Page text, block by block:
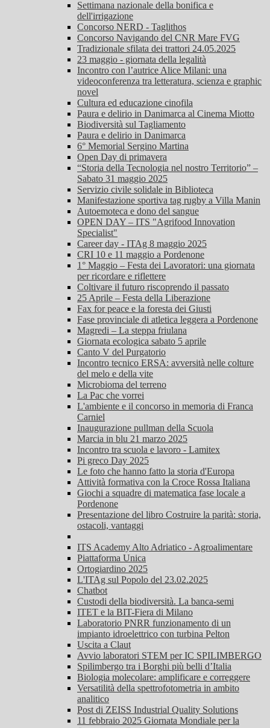
Settimana nazionale della bonifica e
dell'irrigazione
Concorso NERD - Taglithos
Concorso Navigando del CNR Mare FVG
Tradizionale sfilata dei trattori 24.05.2025
23 maggio - giornata della legalità
Incontro con l’autrice Alice Milani: una
videoconferenza tra letteratura, scienza e graphic
novel
Cultura ed educazione cinofila
Paura e delirio in Danimarca al Cinema Miotto
Biodiversità sul Tagliamento
Paura e delirio in Danimarca
6° Memorial Sergino Martina
Open Day di primavera
“Storia della Tecnologia nel nostro Territorio” –
Sabato 31 maggio 2025
Servizio civile solidale in Biblioteca
Manifestazione sportiva tag rugby a Villa Manin
Autoemoteca e dono del sangue
OPEN DAY – ITS "Agrifood Innovation
Specialist"
Career day - ITAg 8 maggio 2025
CRI 10 e 11 maggio a Pordenone
1° Maggio – Festa dei Lavoratori: una giornata
per ricordare e riflettere
Coltivare il futuro riscoprendo il passato
25 Aprile – Festa della Liberazione
Fax for peace e la foresta dei Giusti
Fase provinciale di atletica leggera a Pordenone
Magredi – La steppa friulana
Giornata ecologica sabato 5 aprile
Canto V del Purgatorio
Incontro tecnico ERSA: avversità nelle colture
del melo e della vite
Microbioma del terreno
La Pac che vorrei
L'ambiente e il concorso in memoria di Franca
Carniel
Inaugurazione pullman della Scuola
Marcia in blu 21 marzo 2025
Incontro tra scuola e lavoro - Lamitex
Pi greco Day 2025
Le foto che hanno fatto la storia d'Europa
Attività formativa con la Croce Rossa Italiana
Giochi a squadre di matematica fase locale a
Pordenone
Presentazione del libro Costruire la parità: storia,
ostacoli, vantaggi
ITS Academy Alto Adriatico - Agroalimentare
Piattaforma Unica
Ortogiardino 2025
L'ITAg sul Popolo del 23.02.2025
Chatbot
Custodi della biodiversità. La banca-semi
ITET e la BIT-Fiera di Milano
Laboratorio PNRR funzionamento di un
impianto idroelettrico con turbina Pelton
Uscita a Claut
Avvio laboratori STEM per IC SPILIMBERGO
Spilimbergo tra i Borghi più belli d’Italia
Biologia molecolare: amplificare e correggere
Versatilità della spettrofotometria in ambito
analitico
Post di ZEISS Industrial Quality Solutions
11 febbraio 2025 Giornata Mondiale per la